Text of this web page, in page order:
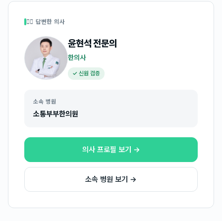
👩‍⚕️ 답변한 의사
윤현석전문의
한의사
✓ 신원 검증
소속 병원
소통부부한의원
의사 프로필 보기 →
소속 병원 보기 →